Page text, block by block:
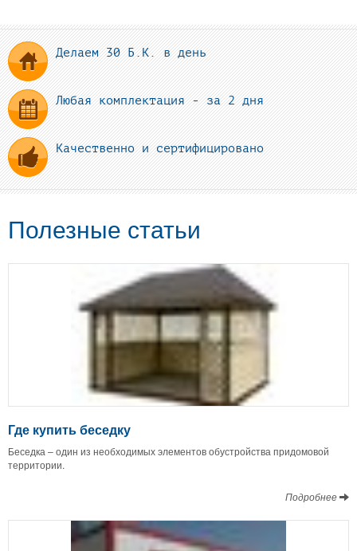
Делаем 30 Б.К. в день
Любая комплектация - за 2 дня
Качественно и сертифицировано
Полезные статьи
Где купить беседку
Беседка – один из необходимых элементов обустройства придомовой
территории.
Подробнее